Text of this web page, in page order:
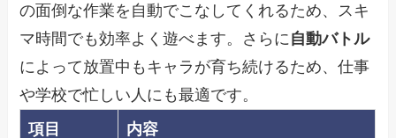
の面倒な作業を自動でこなしてくれるため、スキ
マ時間でも効率よく遊べます。さらに 自動バトル
によって放置中もキャラが育ち続けるため、仕事
や学校で忙しい人にも最適です。
項目
内容